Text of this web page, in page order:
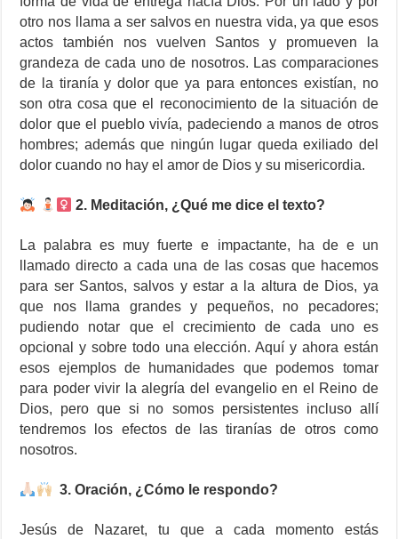
otro nos llama a ser salvos en nuestra vida, ya que esos
actos también nos vuelven Santos y promueven la
grandeza de cada uno de nosotros. Las comparaciones
de la tiranía y dolor que ya para entonces existían, no
son otra cosa que el reconocimiento de la situación de
dolor que el pueblo vivía, padeciendo a manos de otros
hombres; además que ningún lugar queda exiliado del
dolor cuando no hay el amor de Dios y su misericordia.
2. Meditación, ¿Qué me dice el texto?
La palabra es muy fuerte e impactante, ha de e un
llamado directo a cada una de las cosas que hacemos
para ser Santos, salvos y estar a la altura de Dios, ya
que nos llama grandes y pequeños, no pecadores;
pudiendo notar que el crecimiento de cada uno es
opcional y sobre todo una elección. Aquí y ahora están
esos ejemplos de humanidades que podemos tomar
para poder vivir la alegría del evangelio en el Reino de
Dios, pero que si no somos persistentes incluso allí
tendremos los efectos de las tiranías de otros como
nosotros.
3. Oración, ¿Cómo le respondo?
Jesús de Nazaret, tu que a cada momento estás